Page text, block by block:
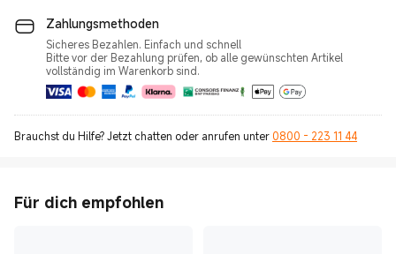
Zahlungsmethoden
Sicheres Bezahlen. Einfach und schnell
Bitte vor der Bezahlung prüfen, ob alle gewünschten Artikel
vollständig im Warenkorb sind.
Brauchst du Hilfe? Jetzt chatten oder anrufen unter 0800 - 223 11 44
Für dich empfohlen